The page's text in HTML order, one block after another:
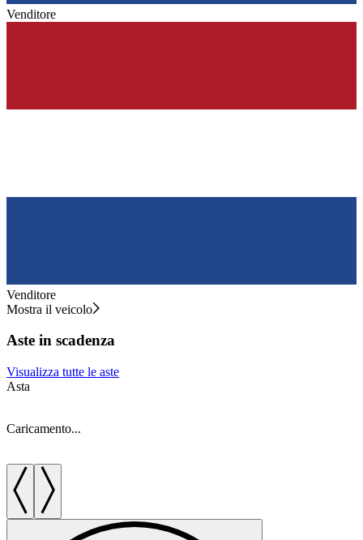
Venditore
Venditore
Mostra il veicolo
Aste in scadenza
Visualizza tutte le aste
Asta
Caricamento...